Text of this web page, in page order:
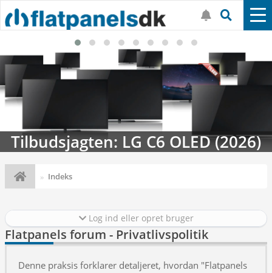
Tilbudsjagten: LG C6 OLED (2026)
Indeks
Log ind eller opret bruger
Flatpanels forum - Privatlivspolitik
Denne praksis forklarer detaljeret, hvordan "Flatpanels